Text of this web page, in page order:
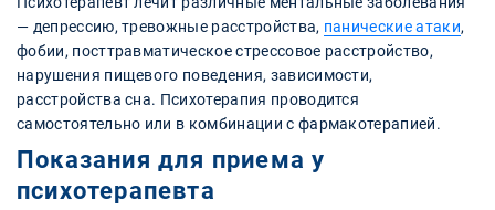
— депрессию, тревожные расстройства, панические атаки,
фобии, посттравматическое стрессовое расстройство,
нарушения пищевого поведения, зависимости,
расстройства сна. Психотерапия проводится
самостоятельно или в комбинации с фармакотерапией.
Показания для приема у
психотерапевта